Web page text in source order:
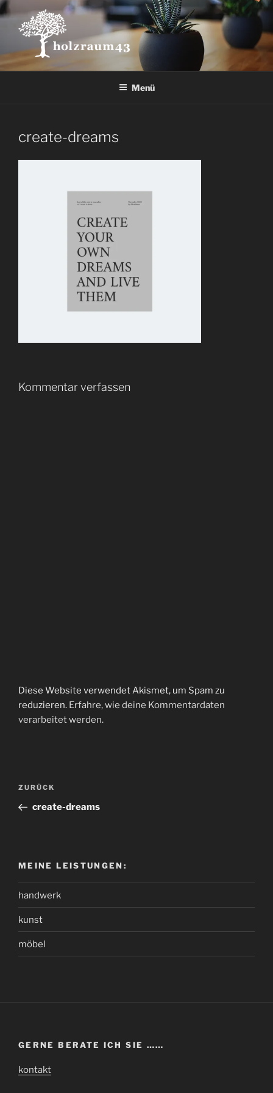
Zum
Inhalt
springen
Menü
create-dreams
Kommentar verfassen
Diese Website verwendet Akismet, um Spam zu
reduzieren. Erfahre, wie deine Kommentardaten
verarbeitet werden.
Beitragsnavigation
Vorheriger
Beitrag
ZURÜCK
create-dreams
MEINE LEISTUNGEN:
handwerk
kunst
möbel
GERNE BERATE ICH SIE ……
kontakt